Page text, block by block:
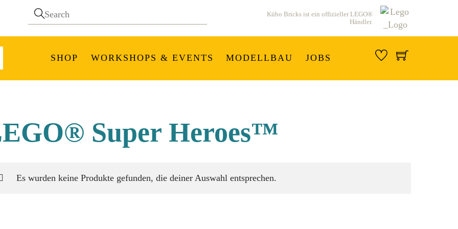
Kübo Bricks ist ein offizieller LEGO®
Händler.
SHOP WORKSHOPS & EVENTS MODELLBAU JOBS
Super Heroes™
Es wurden keine Produkte gefunden, die deiner Auswahl entsprechen.